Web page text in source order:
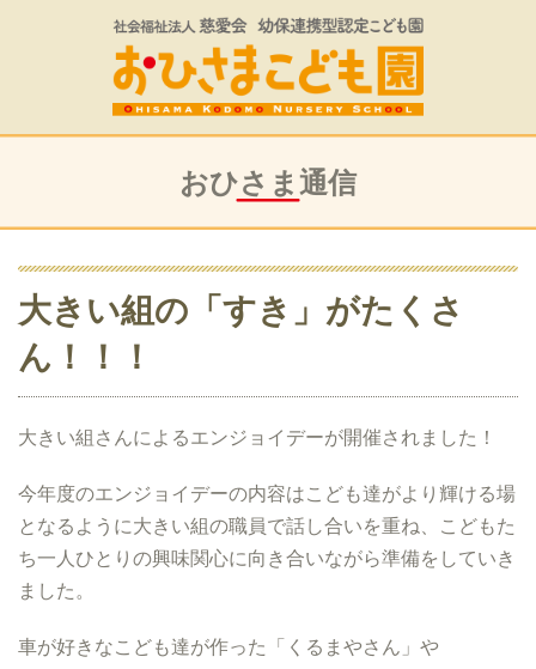
おひさま通信
大きい組の「すき」がたくさ
ん！！！
大きい組さんによるエンジョイデーが開催されました！
今年度のエンジョイデーの内容はこども達がより輝ける場
となるように大きい組の職員で話し合いを重ね、こどもた
ち一人ひとりの興味関心に向き合いながら準備をしていき
ました。
車が好きなこども達が作った「くるまやさん」や